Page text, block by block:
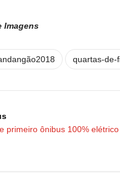
Imagens
quartas-de-
primeiro ônibus 100% elétrico